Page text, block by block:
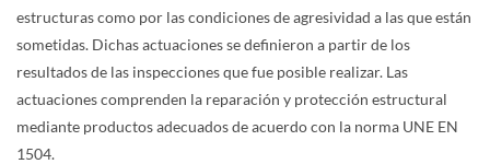
estructuras como por las condiciones de agresividad a las que están
sometidas. Dichas actuaciones se definieron a partir de los
resultados de las inspecciones que fue posible realizar. Las
actuaciones comprenden la reparación y protección estructural
mediante productos adecuados de acuerdo con la norma UNE EN
1504.